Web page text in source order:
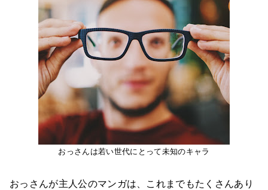
おっさんは若い世代にとって未知のキャラ
おっさんが主人公のマンガは、これまでもたくさんあり